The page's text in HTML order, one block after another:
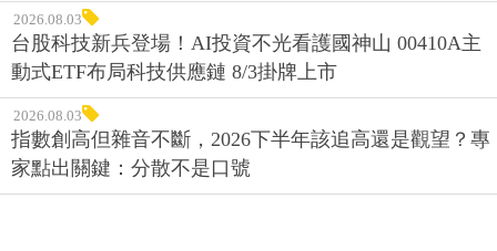
2026.08.03
台股科技新兵登場！AI投資不光看護國神山 00410A主
動式ETF布局科技供應鏈 8/3掛牌上市
2026.08.03
指數創高但雜音不斷，2026下半年該追高還是觀望？專
家點出關鍵：分散不是口號